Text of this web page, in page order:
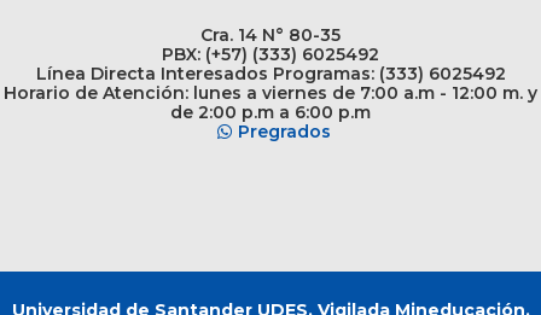
Cra. 14 N° 80-35
PBX: (+57) (333) 6025492
Línea Directa Interesados Programas: (333) 6025492
Horario de Atención: lunes a viernes de 7:00 a.m - 12:00 m. y
de 2:00 p.m a 6:00 p.m
Pregrados
Universidad de Santander UDES. Vigilada Mineducación.